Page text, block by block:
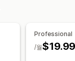
Professional
/월